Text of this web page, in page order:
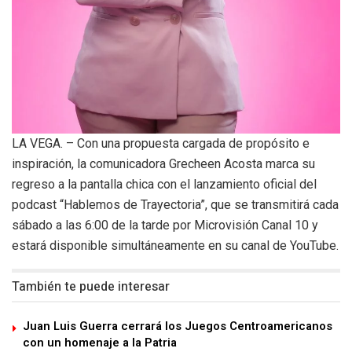
LA VEGA. – Con una propuesta cargada de propósito e
inspiración, la comunicadora Grecheen Acosta marca su
regreso a la pantalla chica con el lanzamiento oficial del
podcast “Hablemos de Trayectoria”, que se transmitirá cada
sábado a las 6:00 de la tarde por Microvisión Canal 10 y
estará disponible simultáneamente en su canal de YouTube.
También te puede interesar
Juan Luis Guerra cerrará los Juegos Centroamericanos
con un homenaje a la Patria